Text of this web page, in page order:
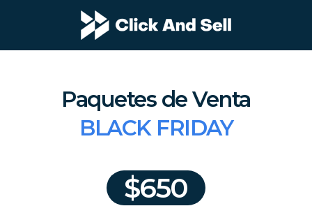
Paquetes de Venta
BLACK FRIDAY
$650